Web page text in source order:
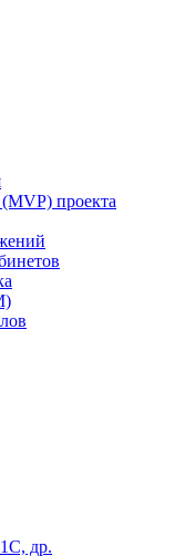
проекта
др.